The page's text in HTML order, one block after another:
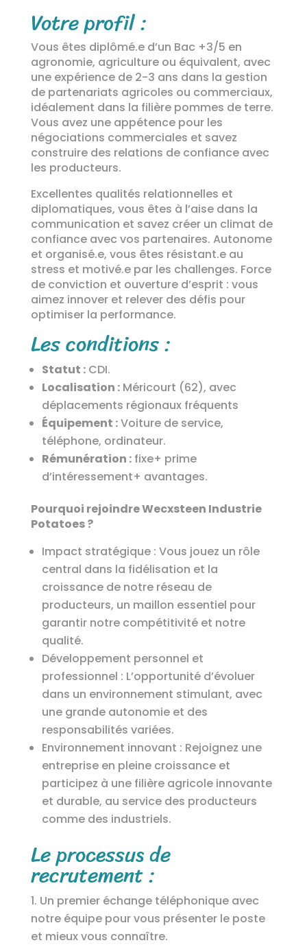
Votre profil :
Vous êtes diplômé.e d’un Bac +3/5 en
agronomie, agriculture ou équivalent, avec
une expérience de 2-3 ans dans la gestion
de partenariats agricoles ou commerciaux,
idéalement dans la filière pommes de terre.
Vous avez une appétence pour les
négociations commerciales et savez
construire des relations de confiance avec
les producteurs.
Excellentes qualités relationnelles et
diplomatiques, vous êtes à l’aise dans la
communication et savez créer un climat de
confiance avec vos partenaires. Autonome
et organisé.e, vous êtes résistant.e au
stress et motivé.e par les challenges. Force
de conviction et ouverture d’esprit : vous
aimez innover et relever des défis pour
optimiser la performance.
Les conditions :
Statut :CDI.
Localisation :Méricourt (62), avec
déplacements régionaux fréquents
Équipement :Voiture de service,
téléphone, ordinateur.
Rémunération :fixe+ prime
d’intéressement+ avantages.
Pourquoi rejoindre Wecxsteen Industrie
Potatoes ?
Impact stratégique : Vous jouez un rôle
central dans la fidélisation et la
croissance de notre réseau de
producteurs, un maillon essentiel pour
garantir notre compétitivité et notre
qualité.
Développement personnel et
professionnel : L’opportunité d’évoluer
dans un environnement stimulant, avec
une grande autonomie et des
responsabilités variées.
Environnement innovant : Rejoignez une
entreprise en pleine croissance et
participez à une filière agricole innovante
et durable, au service des producteurs
comme des industriels.
Le processus de
recrutement :
Un premier échange téléphonique avec
notre équipe pour vous présenter le poste
et mieux vous connaître.